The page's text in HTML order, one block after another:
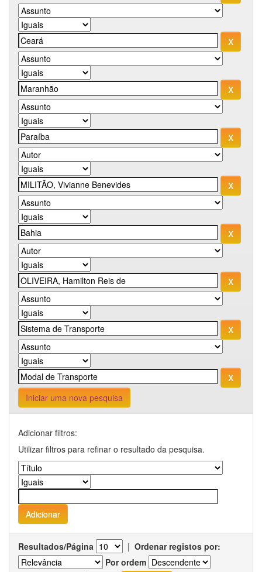
Iniciar uma nova pesquisa
Adicionar filtros:
Utilizar filtros para refinar o resultado da pesquisa.
Resultados/Página | Ordenar registos por:
Por ordem